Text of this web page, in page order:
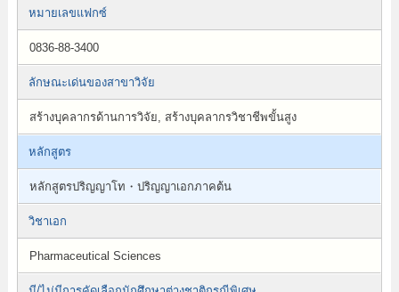
หมายเลขแฟกซ์
0836-88-3400
ลักษณะเด่นของสาขาวิจัย
สร้างบุคลากรด้านการวิจัย, สร้างบุคลากรวิชาชีพขั้นสูง
หลักสูตร
หลักสูตรปริญญาโท・ปริญญาเอกภาคต้น
วิชาเอก
Pharmaceutical Sciences